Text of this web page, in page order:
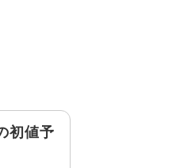
初値予